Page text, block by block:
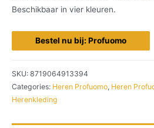
Beschikbaar in vier kleuren.
Bestel nu bij: Profuomo
SKU: 8719064913394
Categories: Heren Profuomo, Heren
Herenkleding